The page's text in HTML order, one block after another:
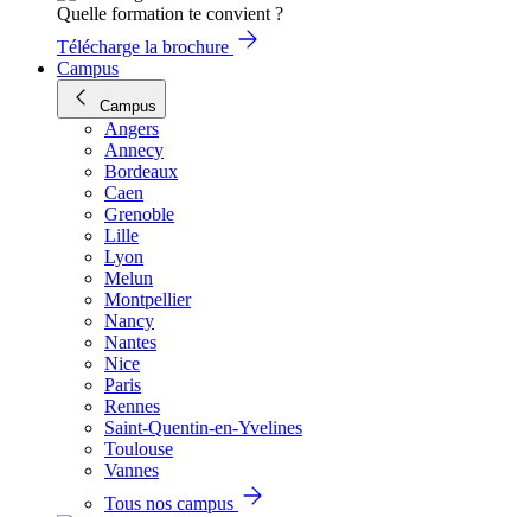
Quelle formation te convient ?
Télécharge la brochure
Campus
Campus
Angers
Annecy
Bordeaux
Caen
Grenoble
Lille
Lyon
Melun
Montpellier
Nancy
Nantes
Nice
Paris
Rennes
Saint-Quentin-en-Yvelines
Toulouse
Vannes
Tous nos campus